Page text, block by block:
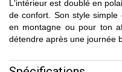
L'intérieur est doublé en
de confort. Son style
en montagne ou pour ton
détendre après une journée